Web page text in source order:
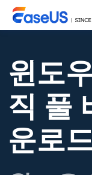
윈도
직 풀
운로